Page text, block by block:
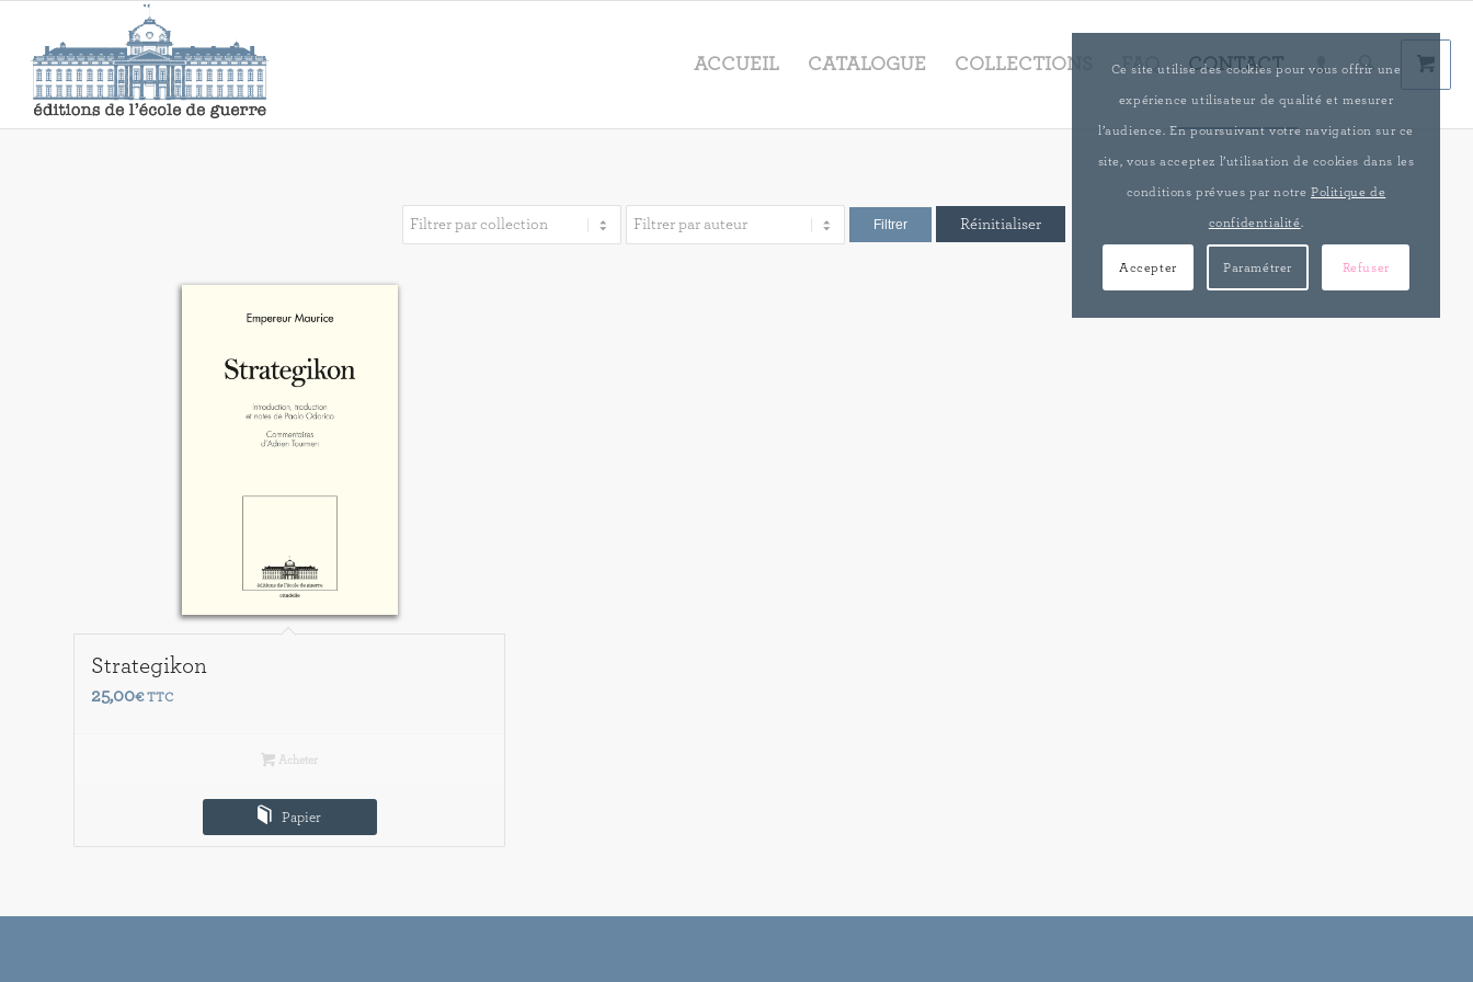
ACCUEIL CATALOGUE COLLECTIONS FAQ CONTACT
Réinitialiser
Strategikon
25,00€ TTC
Acheter
Papier
Ce site utilise des cookies pour vous offrir une
expérience utilisateur de qualité et mesurer
l’audience. En poursuivant votre navigation sur ce
site, vous acceptez l’utilisation de cookies dans les
conditions prévues par notrePolitique de
confidentialité
Accepter Paramétrer Refuser